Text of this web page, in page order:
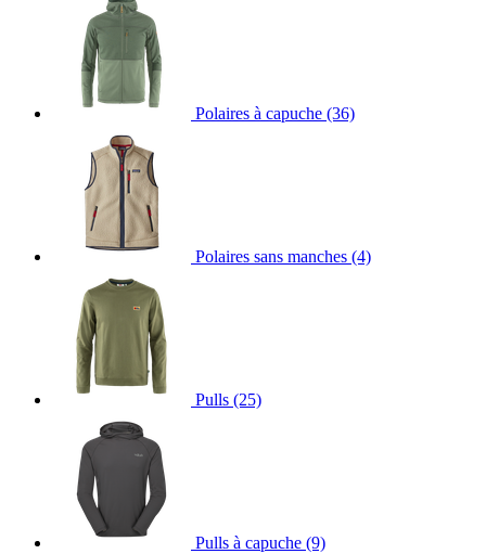
Polaires à capuche (36)
Polaires sans manches (4)
Pulls (25)
Pulls à capuche (9)